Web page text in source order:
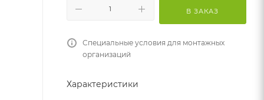
В ЗАКАЗ
Специальные условия для монтажных
организаций
Характеристики